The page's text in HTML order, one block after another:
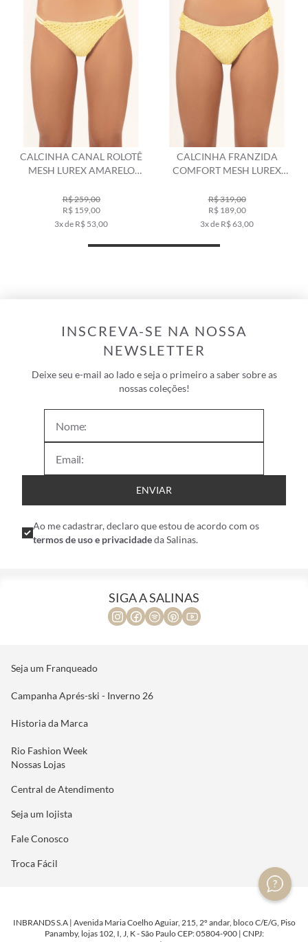
CALCINHA CANAL ROLOTÊ
MESH LUREX AMARELO
R$ 259,00
R$ 159,00
3x de R$ 53,00
CALCINHA FRANZIDA
COMFORT MESH LUREX
R$ 319,00
R$ 189,00
3x de R$ 63,00
INSCREVA-SE NA NOSSA
NEWSLETTER
Deixe seu e-mail ao lado e seja o primeiro a saber sobre as
nossas coleções!
ENVIAR
Ao me cadastrar, declaro que estou de acordo com os
termos de uso e privacidadeda Salinas.
SIGA A SALINAS
Seja um Franqueado
Campanha Aprés-ski - Inverno 26
Historia da Marca
Rio Fashion Week
Nossas Lojas
Central de Atendimento
Seja um lojista
Fale Conosco
Troca Fácil
INBRANDS S.A | Avenida Maria Coelho Aguiar, 215, 2º andar, bloco C/E/G, Piso
Panamby, lojas 102, I, J, K - São Paulo CEP: 05804-900 | CNPJ: